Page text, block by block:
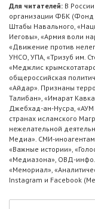
Для читателей: В
организации ФБК (Фонд
Штабы Навального,
Иеговы», «Армия воли
«Движение против
УНСО, УПА, «Тризуб им.
«Меджлис
общероссийская
«Айдар». Признаны
Талибан», «Имарат
Джебхад-ан-Нусра, «АУМ
странах исламского
нежелательной
Медиа». СМИ-
«Важные истории»,
«Медиазона», ОВД-
«Мемориал»,
Instagram и Facebook